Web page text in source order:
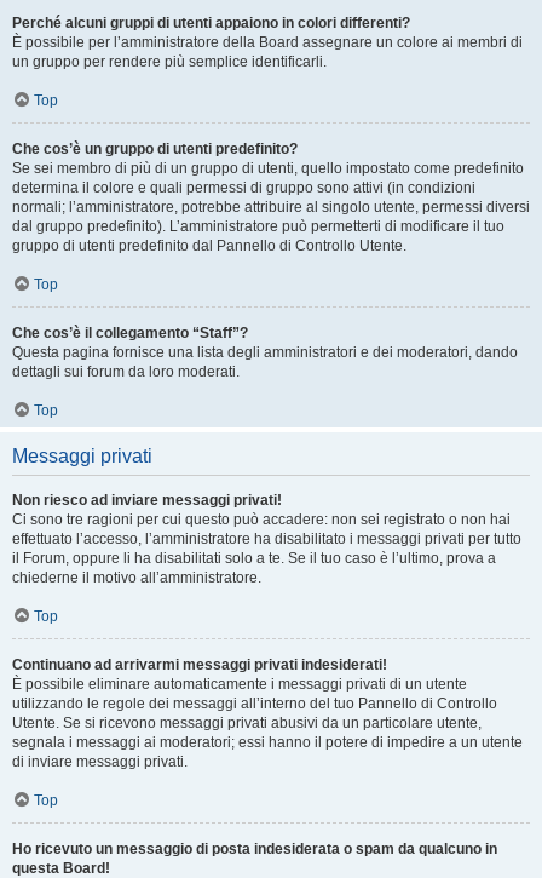
Perché alcuni gruppi di utenti appaiono in colori differenti?
È possibile per l’amministratore della Board assegnare un colore ai membri di
un gruppo per rendere più semplice identificarli.
Top
Che cos’è un gruppo di utenti predefinito?
Se sei membro di più di un gruppo di utenti, quello impostato come predefinito
determina il colore e quali permessi di gruppo sono attivi (in condizioni
normali; l’amministratore, potrebbe attribuire al singolo utente, permessi diversi
dal gruppo predefinito). L’amministratore può permetterti di modificare il tuo
gruppo di utenti predefinito dal Pannello di Controllo Utente.
Top
Che cos’è il collegamento “Staff”?
Questa pagina fornisce una lista degli amministratori e dei moderatori, dando
dettagli sui forum da loro moderati.
Top
Messaggi privati
Non riesco ad inviare messaggi privati!
Ci sono tre ragioni per cui questo può accadere: non sei registrato o non hai
effettuato l’accesso, l’amministratore ha disabilitato i messaggi privati per tutto
il Forum, oppure li ha disabilitati solo a te. Se il tuo caso è l’ultimo, prova a
chiederne il motivo all’amministratore.
Top
Continuano ad arrivarmi messaggi privati indesiderati!
È possibile eliminare automaticamente i messaggi privati ​​di un utente
utilizzando le regole dei messaggi all’interno del tuo Pannello di Controllo
Utente. Se si ricevono messaggi privati ​​abusivi da un particolare utente,
segnala i messaggi ai moderatori; essi hanno il potere di impedire a un utente
di inviare messaggi privati​​.
Top
Ho ricevuto un messaggio di posta indesiderata o spam da qualcuno in
questa Board!